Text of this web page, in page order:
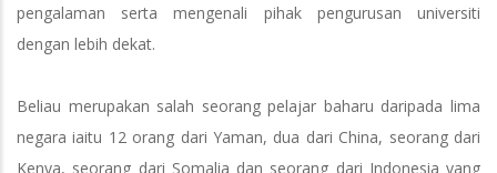
pengalaman serta mengenali pihak pengurusan universiti
dengan lebih dekat.
Beliau merupakan salah seorang pelajar baharu daripada lima
negara iaitu 12 orang dari Yaman, dua dari China, seorang dari
Kenya, seorang dari Somalia dan seorang dari Indonesia yang